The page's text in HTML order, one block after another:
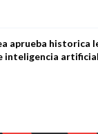
aprueba historica
inteligencia artificial